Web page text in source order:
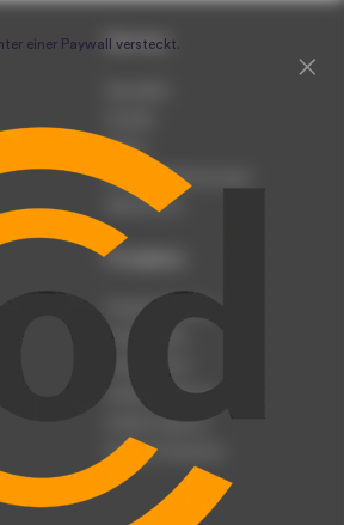
Service
Presse
Nutzungsbedingungen
Datenschutz
Produkte
Podcast-Beratung
Podcast-Jobs
Podcast-Push
Podcast-Werbung
Podcast-Agentur
Podcast-Produktion